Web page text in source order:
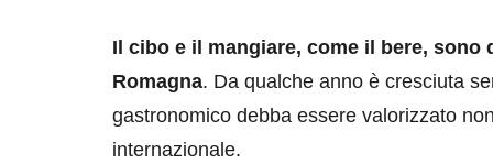
Il cibo e il mangiare, come il bere,
Romagna. Da qualche anno è cresciuta
gastronomico debba essere valorizzato
internazionale.